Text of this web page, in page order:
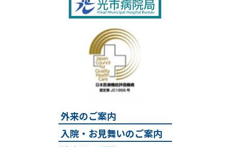
外来のご案内
入院・お見舞いのご案内